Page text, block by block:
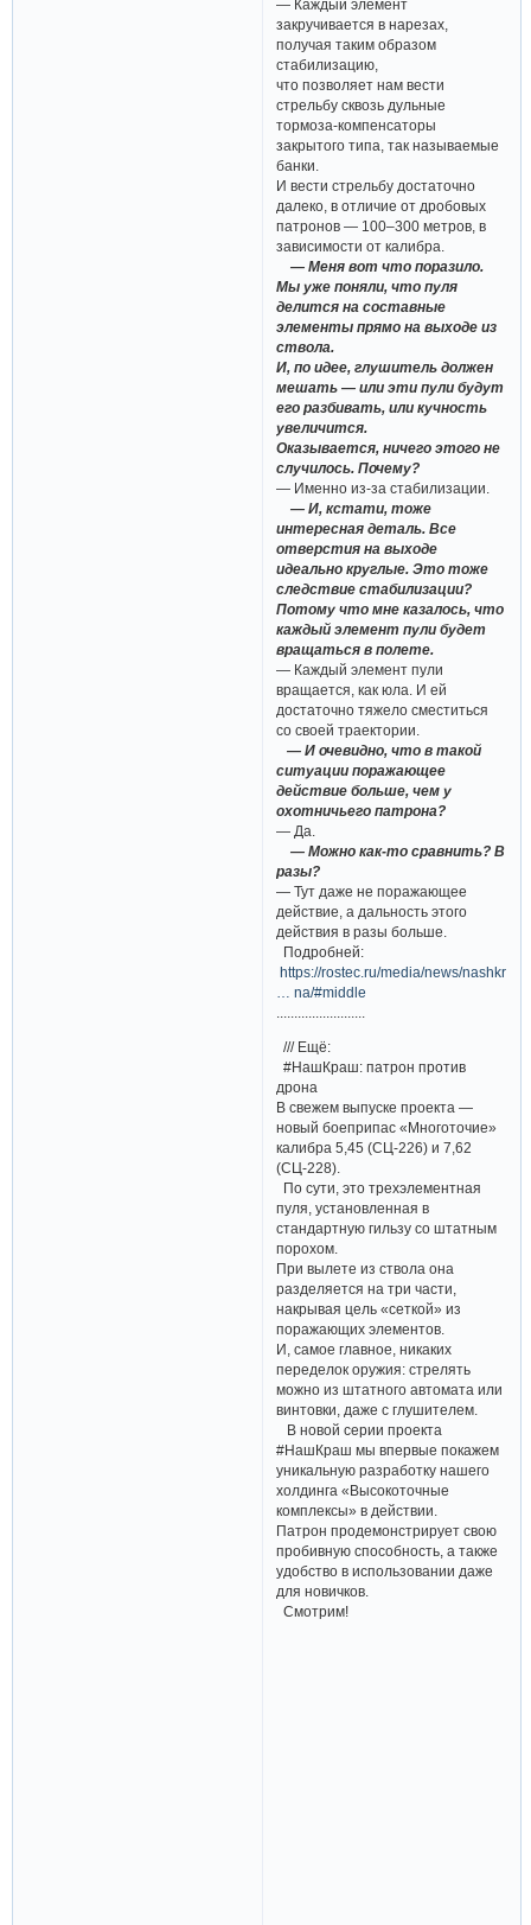
— Каждый элемент
закручивается в нарезах,
получая таким образом
стабилизацию,
что позволяет нам вести
стрельбу сквозь дульные
тормоза-компенсаторы
закрытого типа, так называемые
банки.
И вести стрельбу достаточно
далеко, в отличие от дробовых
патронов — 100–300 метров, в
зависимости от калибра.
— Меня вот что поразило.
Мы уже поняли, что пуля
делится на составные
элементы прямо на выходе из
ствола.
И, по идее, глушитель должен
мешать — или эти пули будут
его разбивать, или кучность
увеличится.
Оказывается, ничего этого не
случилось. Почему?
— Именно из-за стабилизации.
— И, кстати, тоже
интересная деталь. Все
отверстия на выходе
идеально круглые. Это тоже
следствие стабилизации?
Потому что мне казалось, что
каждый элемент пули будет
вращаться в полете.
— Каждый элемент пули
вращается, как юла. И ей
достаточно тяжело сместиться
со своей траектории.
— И очевидно, что в такой
ситуации поражающее
действие больше, чем у
охотничьего патрона?
— Да.
— Можно как-то сравнить? В
разы?
— Тут даже не поражающее
действие, а дальность этого
действия в разы больше.
Подробней:
https://rostec.ru/media/news/
… na/#middle
/// Ещё:
#НашКраш: патрон против
дрона
В свежем выпуске проекта —
новый боеприпас «Многоточие»
калибра 5,45 (СЦ-226) и 7,62
(СЦ-228).
По сути, это трехэлементная
пуля, установленная в
стандартную гильзу со штатным
порохом.
При вылете из ствола она
разделяется на три части,
накрывая цель «сеткой» из
поражающих элементов.
И, самое главное, никаких
переделок оружия: стрелять
можно из штатного автомата или
винтовки, даже с глушителем.
В новой серии проекта
#НашКраш мы впервые покажем
уникальную разработку нашего
холдинга «Высокоточные
комплексы» в действии.
Патрон продемонстрирует свою
пробивную способность, а также
удобство в использовании даже
для новичков.
Смотрим!